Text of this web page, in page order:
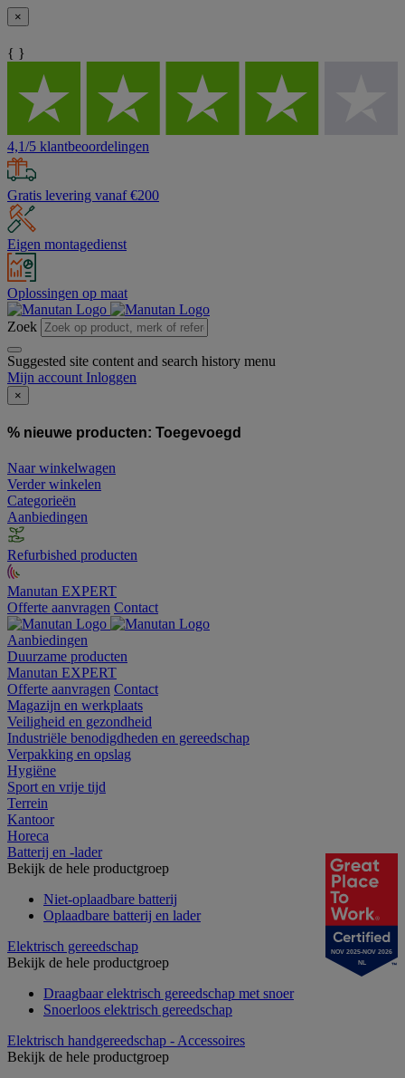
×
{ }
4,1/5 klantbeoordelingen
Gratis levering vanaf €200
Eigen montagedienst
Oplossingen op maat
Zoek
Suggested site content and search history menu
Mijn account Inloggen
×
% nieuwe producten: Toegevoegd
Naar winkelwagen
Verder winkelen
Categorieën
Aanbiedingen
Refurbished producten
Manutan EXPERT
Offerte aanvragen Contact
Aanbiedingen
Duurzame producten
Manutan EXPERT
Offerte aanvragen Contact
Magazijn en werkplaats
Veiligheid en gezondheid
Industriële benodigdheden en gereedschap
Verpakking en opslag
Hygiëne
Sport en vrije tijd
Terrein
Kantoor
Horeca
Batterij en -lader
Bekijk de hele productgroep
Niet-oplaadbare batterij
Oplaadbare batterij en lader
Elektrisch gereedschap
Bekijk de hele productgroep
Draagbaar elektrisch gereedschap met snoer
Snoerloos elektrisch gereedschap
Elektrisch handgereedschap - Accessoires
Bekijk de hele productgroep
NOV 2025-NOV 2026
NL